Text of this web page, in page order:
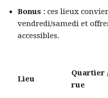
Bonus : ces lieux
vendredi/samedi et
accessibles.
Lieu
Quartier
rue